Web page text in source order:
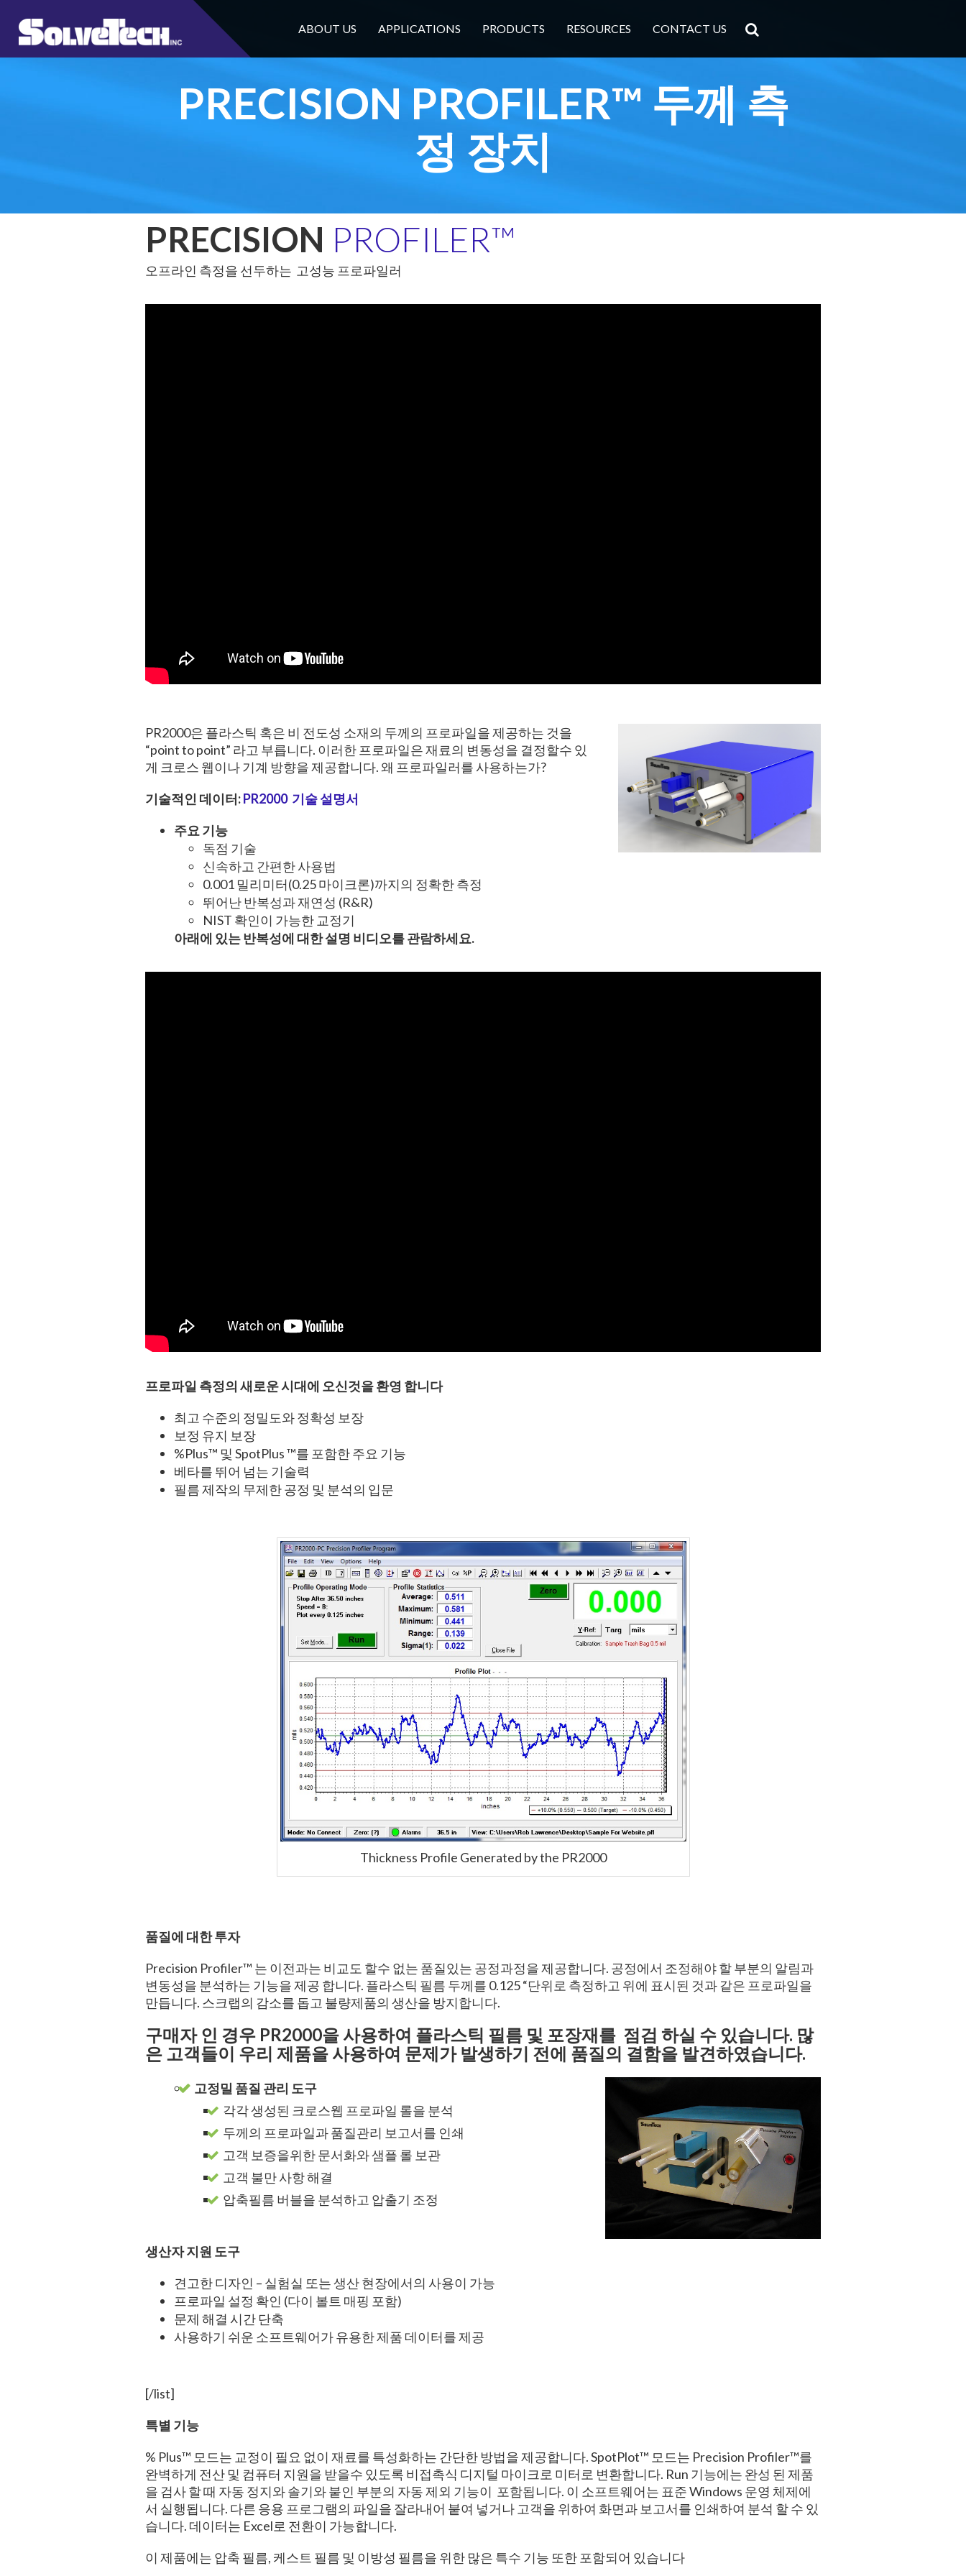
ABOUT US APPLICATIONS PRODUCTS RESOURCES CONTACT US
PRECISION PROFILER™ 두께 측
정 장치
PRECISION PROFILER™
오프라인 측정을 선두하는 고성능 프로파일러
PR2000은 플라스틱 혹은 비 전도성 소재의 두께의 프로파일을 제공하는 것을
“point to point” 라고 부릅니다. 이러한 프로파일은 재료의 변동성을 결정할수 있
게 크로스 웹이나 기계 방향을 제공합니다. 왜 프로파일러를 사용하는가?
기술적인 데이터:PR2000 기술 설명서
주요 기능
독점 기술
신속하고 간편한 사용법
0.001 밀리미터(0.25 마이크론)까지의 정확한 측정
뛰어난 반복성과 재연성 (R&R)
NIST 확인이 가능한 교정기
아래에 있는 반복성에 대한 설명 비디오를 관람하세요.
프로파일 측정의 새로운 시대에 오신것을 환영 합니다
최고 수준의 정밀도와 정확성 보장
보정 유지 보장
%Plus™ 및 SpotPlus ™를 포함한 주요 기능
베타를 뛰어 넘는 기술력
필름 제작의 무제한 공정 및 분석의 입문
Thickness Profile Generated by the PR2000
품질에 대한 투자
Precision Profiler™ 는 이전과는 비교도 할수 없는 품질있는 공정과정을 제공합니다. 공정에서 조정해야 할 부분의 알림과
변동성을 분석하는 기능을 제공 합니다. 플라스틱 필름 두께를 0.125 “단위로 측정하고 위에 표시된 것과 같은 프로파일을
만듭니다. 스크랩의 감소를 돕고 불량제품의 생산을 방지합니다.
구매자 인 경우 PR2000을 사용하여 플라스틱 필름 및 포장재를 점검 하실 수 있습니다. 많
은 고객들이 우리 제품을 사용하여 문제가 발생하기 전에 품질의 결함을 발견하였습니다.
고정밀 품질 관리 도구
각각 생성된 크로스웹 프로파일 롤을 분석
두께의 프로파일과 품질관리 보고서를 인쇄
고객 보증을위한 문서화와 샘플 롤 보관
고객 불만 사항 해결
압축필름 버블을 분석하고 압출기 조정
생산자 지원 도구
견고한 디자인 – 실험실 또는 생산 현장에서의 사용이 가능
프로파일 설정 확인 (다이 볼트 매핑 포함)
문제 해결 시간 단축
사용하기 쉬운 소프트웨어가 유용한 제품 데이터를 제공
[/list]
특별 기능
% Plus™ 모드는 교정이 필요 없이 재료를 특성화하는 간단한 방법을 제공합니다. SpotPlot™ 모드는 Precision Profiler™를
완벽하게 전산 및 컴퓨터 지원을 받을수 있도록 비접촉식 디지털 마이크로 미터로 변환합니다. Run 기능에는 완성 된 제품
을 검사 할 때 자동 정지와 솔기와 붙인 부분의 자동 제외 기능이 포함됩니다. 이 소프트웨어는 표준 Windows 운영 체제에
서 실행됩니다. 다른 응용 프로그램의 파일을 잘라내어 붙여 넣거나 고객을 위하여 화면과 보고서를 인쇄하여 분석 할 수 있
습니다. 데이터는 Excel로 전환이 가능합니다.
이 제품에는 압축 필름, 케스트 필름 및 이방성 필름을 위한 많은 특수 기능 또한 포함되어 있습니다